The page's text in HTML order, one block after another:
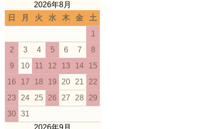
2026年8月
日
月 火 水 木 金
土
1
2
3 4 5 6 7
8
9
10 11 12 13 14
15
16
17 18 19 20 21
22
23
24 25 26 27 28
29
30 31
2026年9月